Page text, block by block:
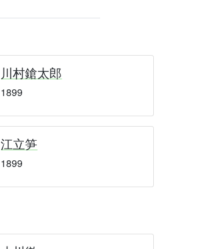
川村鎗太郎
1899
江立笋
1899